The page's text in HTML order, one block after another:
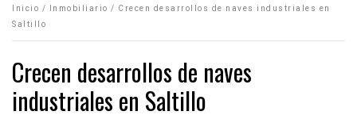
Inicio / Inmobiliario / Crecen desarrollos de naves industriales en
Saltillo
Crecen desarrollos de naves
industriales en Saltillo